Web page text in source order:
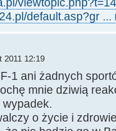
default.asp?gr ...
2011 12:19
1 ani żadnych
mnie dziwią
o życie i